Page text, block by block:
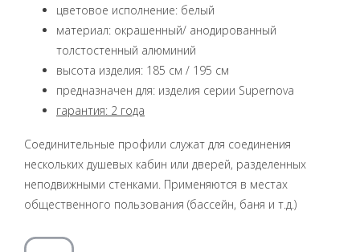
цветовое исполнение: белый
материал: окрашенный/ анодированный
толстостенный алюминий
высота изделия: 185 см / 195 см
предназначен для: изделия серии Supernova
гарантия: 2 года
Соединительные профили служат для соединения
нескольких душевых кабин или дверей, разделенных
неподвижными стенками. Применяются в местах
общественного пользования (бассейн, баня и т.д.)